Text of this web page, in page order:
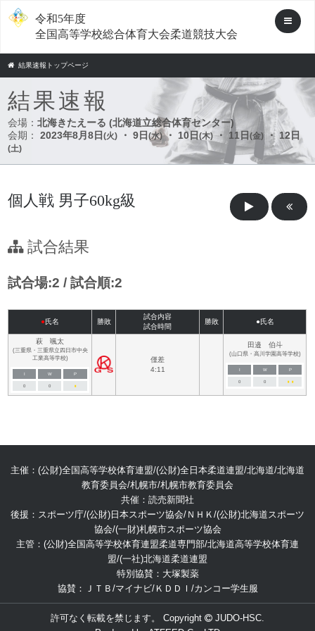
令和5年度
全国高等学校総合体育大会柔道競技大会
結果速報トップページ
結果速報
会場：北海きたえーる (北海道立総合体育センター)
会期：
2023年8月8日(火) ・ 9日(水)・ 10日(木) ・ 11日(金)・ 12日
(土)
個人戦 男子60kg級
試合結果
試合場:2 / 試合順:2
●氏名 勝敗
試合内容
試合時間
勝敗 ●氏名
萩 颯太
(三重県・三重県立四日市中央
工業高等学校)
I W P
0 0 ■
僅差
4:11
田邉 伯斗
(山口県・高川学園高等学校)
I W P
0 0 ■ ■
主催：(公財)全国高等学校体育連盟/(公財)全日本柔道連盟/北海道/北海道
教育委員会/札幌市/札幌市教育委員会
共催：読売新聞社
後援：スポーツ庁/(公財)日本スポーツ協会/ＮＨＫ/(公財)北海道スポーツ
協会/(一財)札幌市スポーツ協会
主管：(公財)全国高等学校体育連盟柔道専門部/北海道高等学校体育連
盟/(一社)北海道柔道連盟
特別協賛：大塚製薬
協賛：ＪＴＢ/マイナビ/ＫＤＤＩ/カンコー学生服
許可なく転載を禁じます。 Copyright
JUDO-HSC.